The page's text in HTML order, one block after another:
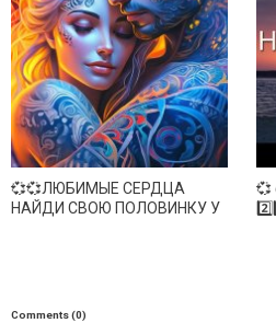
💞💞ЛЮБИМЫЕ СЕРДЦА
НАЙДИ СВОЮ ПОЛОВИНКУ У
💞
Comments (0)